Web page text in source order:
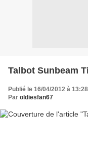
Talbot Sunbeam
Publié le 16/04/2012 à 13:28
Par oldiesfan67